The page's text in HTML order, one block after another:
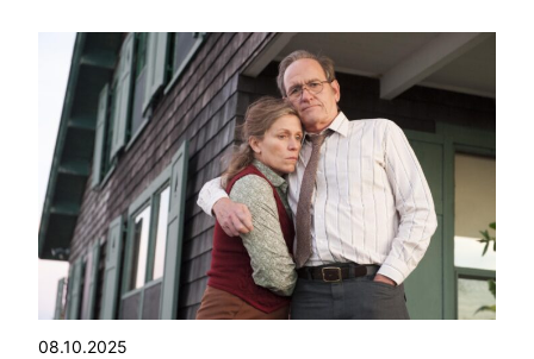
08.10.2025